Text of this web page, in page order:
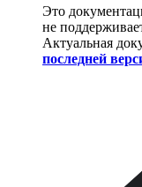
Это
не
Актуальная
последней